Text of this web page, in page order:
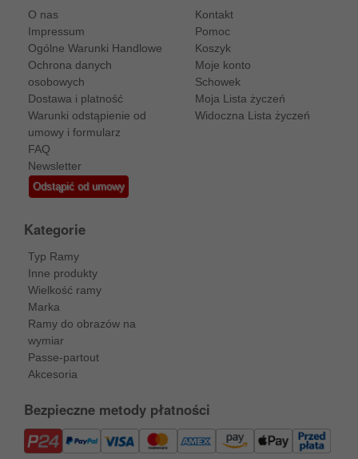
O nas
Impressum
Ogólne Warunki Handlowe
Ochrona danych
osobowych
Dostawa i platność
Warunki odstąpienie od
umowy i formularz
FAQ
Newsletter
Odstąpić od umowy
Kontakt
Pomoc
Koszyk
Moje konto
Schowek
Moja Lista życzeń
Widoczna Lista życzeń
Kategorie
Typ Ramy
Inne produkty
Wielkość ramy
Marka
Ramy do obrazów na
wymiar
Passe-partout
Akcesoria
Bezpieczne metody płatności